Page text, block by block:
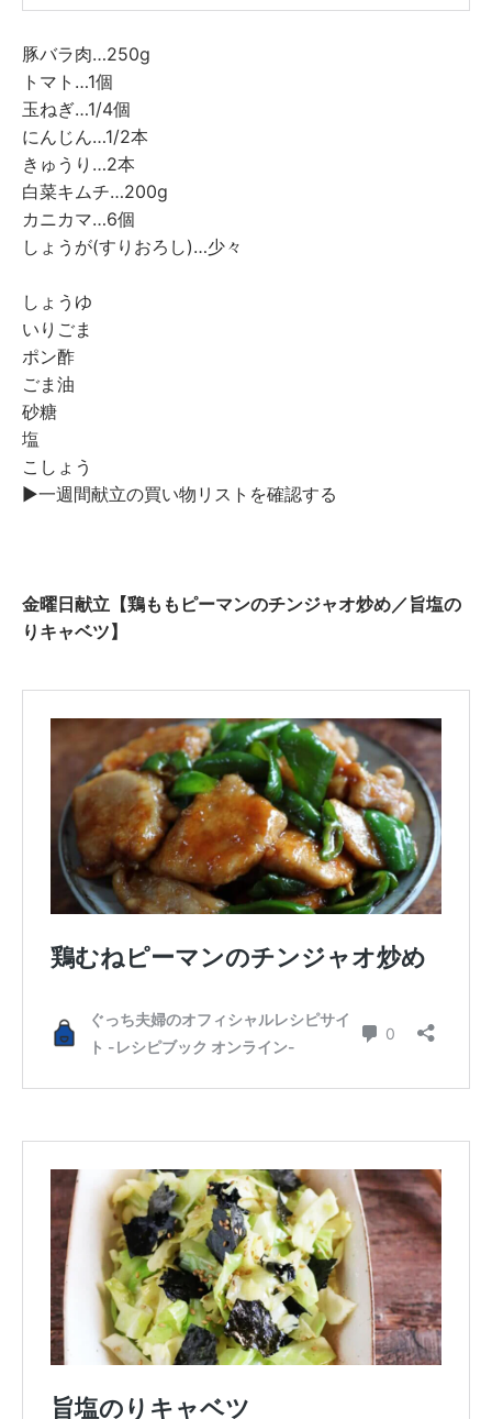
豚バラ肉…250g
トマト…1個
玉ねぎ…1/4個
にんじん…1/2本
きゅうり…2本
白菜キムチ…200g
カニカマ…6個
しょうが(すりおろし)…少々
しょうゆ
いりごま
ポン酢
ごま油
砂糖
塩
こしょう
▶︎一週間献立の買い物リストを確認する
金曜日献立【鶏ももピーマンのチンジャオ炒め／旨塩の
りキャベツ】